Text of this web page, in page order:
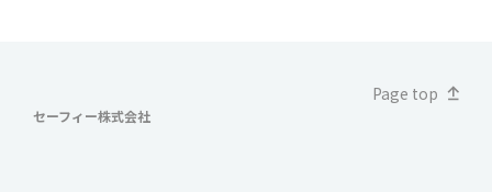
セーフィー株式会社
Page top